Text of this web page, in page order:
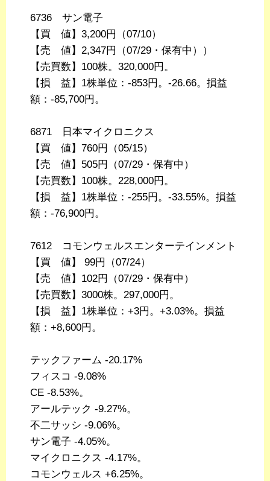
6736 サン電子
【買 値】3,200円（07/10）
【売 値】2,347円（07/29・保有中））
【売買数】100株。320,000円。
【損 益】1株単位：-853円。-26.66。損益
額：-85,700円。
6871 日本マイクロニクス
【買 値】760円（05/15）
【売 値】505円（07/29・保有中）
【売買数】100株。228,000円。
【損 益】1株単位：-255円。-33.55%。損益
額：-76,900円。
7612 コモンウェルスエンターテインメント
【買 値】 99円（07/24）
【売 値】102円（07/29・保有中）
【売買数】3000株。297,000円。
【損 益】1株単位：+3円。+3.03%。損益
額：+8,600円。
テックファーム -20.17%
フィスコ -9.08%
CE -8.53%。
アールテック -9.27%。
不二サッシ -9.06%。
サン電子 -4.05%。
マイクロニクス -4.17%。
コモンウェルス +6.25%。